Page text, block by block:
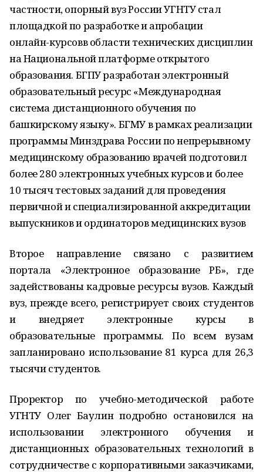
частности, опорный вуз России УГНТУ стал
площадкой по разработке и апробации
онлайн-курсовв области технических дисциплин
на Национальной платформе открытого
образования. БГПУ разработан электронный
образовательный ресурс «Международная
система дистанционного обучения по
башкирскому языку». БГМУ в рамках реализации
программы Минздрава России по непрерывному
медицинскому образованию врачей подготовил
более 280 электронных учебных курсов и более
10 тысяч тестовых заданий для проведения
первичной и специализированной аккредитации
выпускников и ординаторов медицинских вузов
Второе направление связано с развитием
портала «Электронное образование РБ», где
задействованы кадровые ресурсы вузов. Каждый
вуз, прежде всего, регистрирует своих студентов
и внедряет электронные курсы в
образовательные программы. По всем вузам
запланировано использование 81 курса для 26,3
тысячи студентов.
Проректор по учебно-методическойработе
УГНТУ Олег Баулин подробно остановился на
использовании электронного обучения и
дистанционных образовательных технологий в
сотрудничестве с корпоративными заказчиками,